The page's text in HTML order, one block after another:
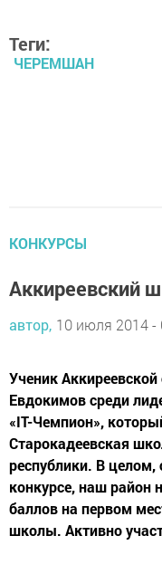
Теги:
ЧЕРЕМШАН
КОНКУРСЫ
Аккиреевский
автор, 10 июля 2014 -
Ученик
Евдокимов среди
«IT-Чемпион»,
Старокадеевская
республики. В целом,
конкурсе, наш район
баллов на первом
школы. Активно